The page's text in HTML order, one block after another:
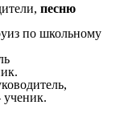
песню
по школьному